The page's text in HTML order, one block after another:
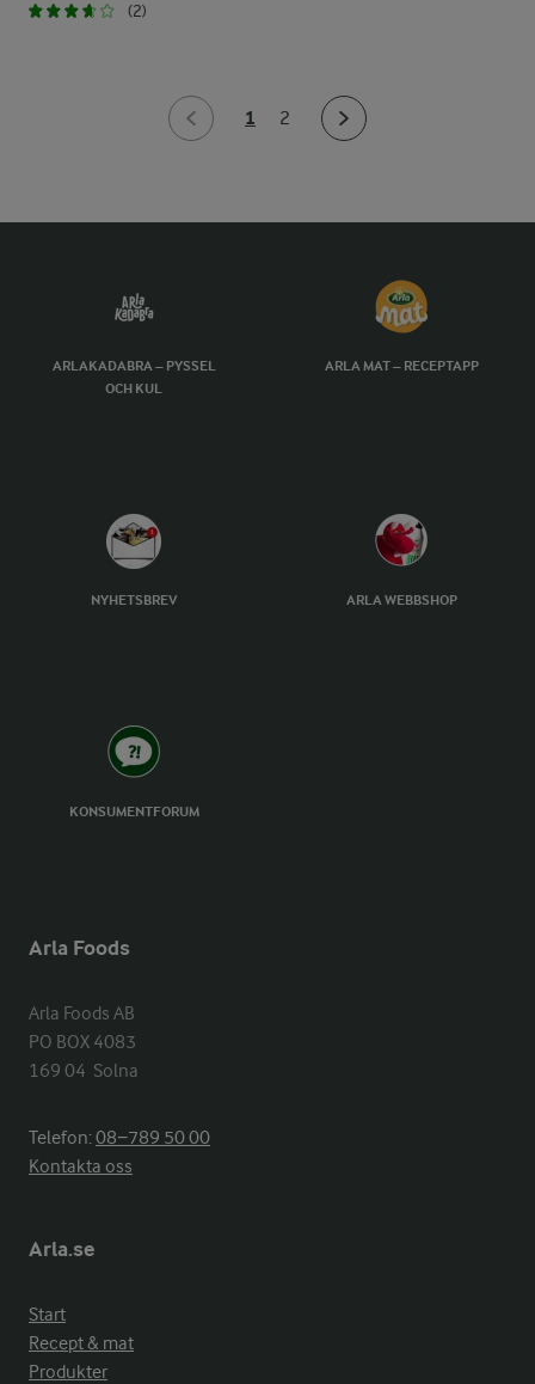
(2)
1 2
ARLAKADABRA – PYSSEL
OCH KUL
ARLA MAT – RECEPTAPP
NYHETSBREV ARLA WEBBSHOP
KONSUMENTFORUM
Arla Foods
Arla Foods AB
PO BOX 4083
169 04  Solna
Telefon:08−789 50 00
Kontakta oss
Arla.se
Start
Recept & mat
Produkter